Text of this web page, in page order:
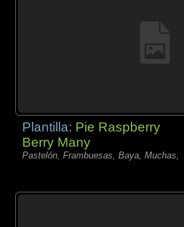
Plantilla: Pie Raspberry
Berry Many
Pastelón, Frambuesas, Baya, Muchas,